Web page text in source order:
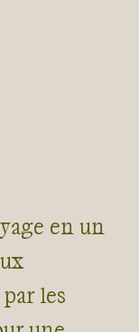
en un
les